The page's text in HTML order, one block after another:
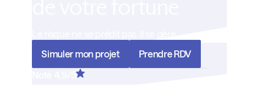
Simuler mon projet
Prendre RDV
Noté 4,9/5